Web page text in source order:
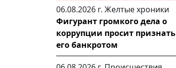
06.08.2026 г. Желтые хроники
Фигурант громкого дела о
коррупции просит признать
его банкротом